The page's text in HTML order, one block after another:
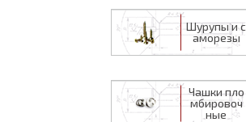
Шурупы и с
аморезы
Чашки пло
мбировоч
ные